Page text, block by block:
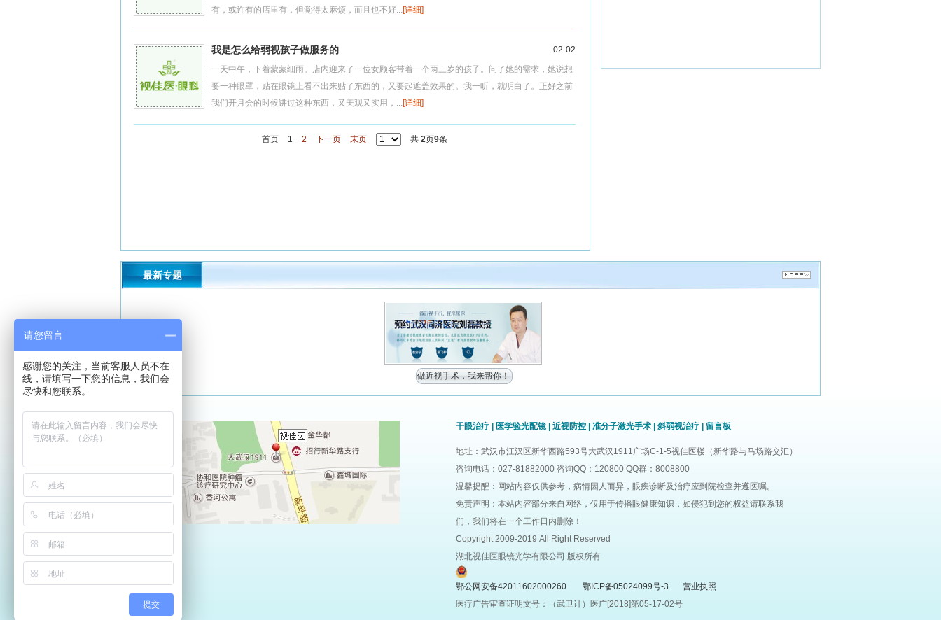
有，或许有的店里有，但觉得太麻烦，而且也不好...[详细]
我是怎么给弱视孩子做服务的
02-02
一天中午，下着蒙蒙细雨。店内迎来了一位女顾客带着一个两三岁的孩子。问了她的需求，她说想
要一种眼罩，贴在眼镜上看不出来贴了东西的，又要起遮盖效果的。我一听，就明白了。正好之前
我们开月会的时候讲过这种东西，又美观又实用，...[详细]
首页 1 2 下一页 末页 共 2页9条
最新专题
做近视手术，我来帮你！
干眼治疗 医学验光配镜 近视防控 准分子激光手术 斜弱视治疗 留言板
地址：武汉市江汉区新华西路593号大武汉1911广场C-1-5视佳医楼（新华路与马场路交汇）
咨询电话：027-81882000 咨询QQ：120800 QQ群：8008800
温馨提醒：网站内容仅供参考，病情因人而异，眼疾诊断及治疗应到院检查并遵医嘱。
免责声明：本站内容部分来自网络，仅用于传播眼健康知识，如侵犯到您的权益请联系我
们，我们将在一个工作日内删除！
Copyright 2009-2019 All Right Reserved
湖北视佳医眼镜光学有限公司 版权所有
鄂公网安备42011602000260 鄂ICP备05024099号-3
营业执照
医疗广告审查证明文号：（武卫计）医广[2018]第05-17-02号
请您留言
感谢您的关注，当前客服人员不在
线，请填写一下您的信息，我们会
尽快和您联系。
提交